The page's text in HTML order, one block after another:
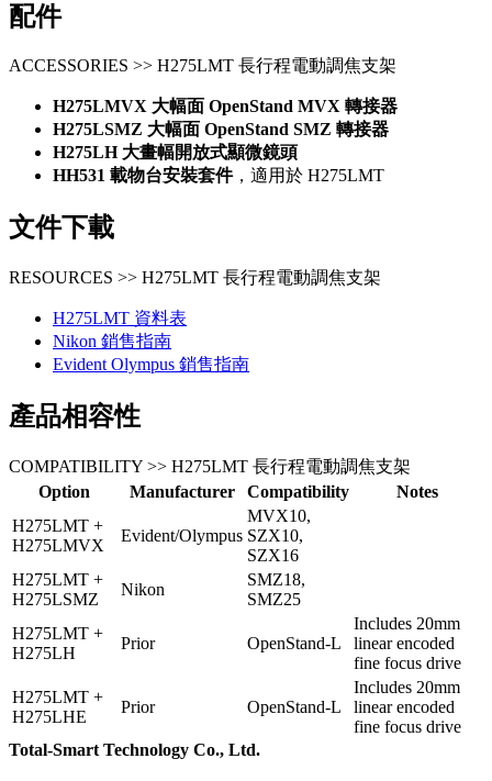
配件
ACCESSORIES >> H275LMT 長行程電動調焦支架
H275LMVX 大幅面 OpenStand MVX 轉接器
H275LSMZ 大幅面 OpenStand SMZ 轉接器
H275LH 大畫幅開放式顯微鏡頭
HH531 載物台安裝套件，適用於 H275LMT
文件下載
RESOURCES >> H275LMT 長行程電動調焦支架
H275LMT 資料表
Nikon 銷售指南
Evident Olympus 銷售指南
產品相容性
COMPATIBILITY >> H275LMT 長行程電動調焦支架
Option
Manufacturer Compatibility
Notes
H275LMT +
H275LMVX
Evident/Olympus
MVX10,
SZX10,
SZX16
H275LMT +
H275LSMZ
Nikon
SMZ18,
SMZ25
H275LMT +
H275LH
Prior OpenStand-L
Includes 20mm
linear encoded
fine focus drive
H275LMT +
H275LHE
Prior OpenStand-L
Includes 20mm
linear encoded
fine focus drive
Total-Smart Technology Co., Ltd.